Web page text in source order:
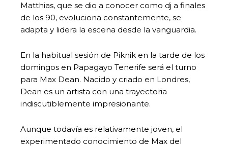
Matthias, que se dio a conocer como dj a finales
de los 90, evoluciona constantemente, se
adapta y lidera la escena desde la vanguardia.
En la habitual sesión de Piknik en la tarde de los
domingos en Papagayo Tenerife será el turno
para Max Dean. Nacido y criado en Londres,
Dean es un artista con una trayectoria
indiscutiblemente impresionante.
Aunque todavía es relativamente joven, el
experimentado conocimiento de Max del